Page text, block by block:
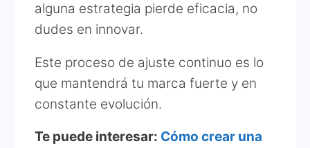
alguna estrategia pierde eficacia, no
dudes en innovar.
Este proceso de ajuste continuo es lo
que mantendrá tu marca fuerte y en
constante evolución.
Te puede interesar: Cómo crear una